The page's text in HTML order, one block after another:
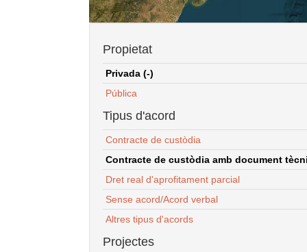
Propietat
Privada (-)
Pública
Tipus d'acord
Contracte de custòdia
Contracte de custòdia amb document
Dret real d'aprofitament parcial
Sense acord/Acord verbal
Altres tipus d'acords
Projectes